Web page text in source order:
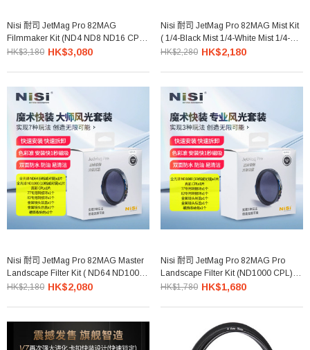
Nisi 耐司 JetMag Pro 82MAG
Filmmaker Kit (ND4 ND8 ND16 CPL
1/8-Black Mist) 專業電影套裝
HK$3,180 HK$3,080
Nisi 耐司 JetMag Pro 82MAG Mist Kit
( 1/4-Black Mist 1/4-White Mist 1/4-Pro
Glow Mist) 全能柔焦套裝
HK$2,280 HK$2,180
Nisi 耐司 JetMag Pro 82MAG Master
Landscape Filter Kit ( ND64 ND1000
CPL) 大師風景套裝
HK$2,180 HK$2,080
Nisi 耐司 JetMag Pro 82MAG Pro
Landscape Filter Kit (ND1000 CPL) 專
業風景套裝
HK$1,780 HK$1,680